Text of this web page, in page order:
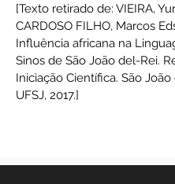
[Texto retirado de: VIEIRA,
CARDOSO FILHO, Marcos
Influência africana na
Sinos de São João del-Rei.
Iniciação Científica. São João
UFSJ, 2017.]